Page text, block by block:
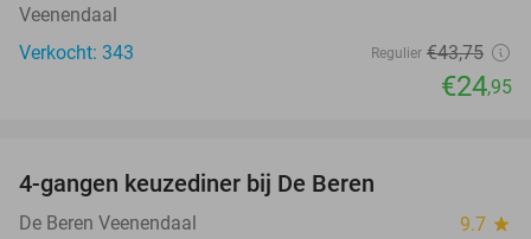
Veenendaal
Verkocht: 343
Regulier €43,75
€24,95
4-gangen keuzediner bij De Beren
De Beren Veenendaal 9.7 star